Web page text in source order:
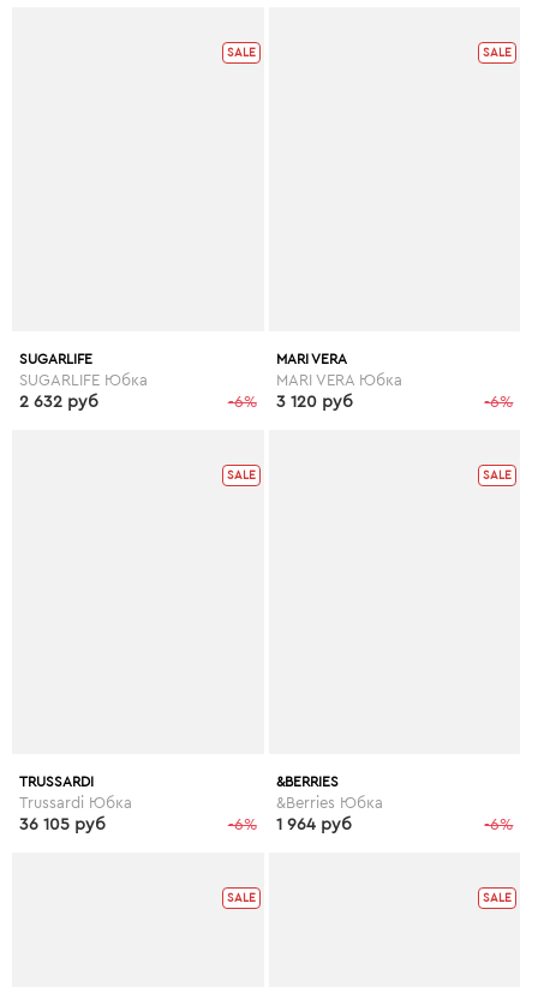
SALE
SUGARLIFE
SUGARLIFE Юбка
-6%
2 632 руб
SALE
MARI VERA
MARI VERA Юбка
-6%
3 120 руб
SALE
TRUSSARDI
Trussardi Юбка
-6%
36 105 руб
SALE
&BERRIES
&Berries Юбка
-6%
1 964 руб
SALE SALE